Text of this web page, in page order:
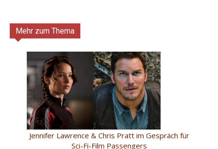
Mehr zum Thema
Jennifer Lawrence & Chris Pratt im Gespräch für
Sci-Fi-Film Passengers